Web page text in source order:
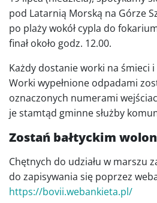
pod Latarnią Morską na Górze
po plaży wokół cypla do
finał około godz. 12.00.
Każdy dostanie worki na śmieci
Worki wypełnione odpadami
oznaczonych numerami
je stamtąd gminne służby
Zostań bałtyckim
Chętnych do udziału w marszu
do zapisywania się poprzez
https://bovii.webankieta.pl/